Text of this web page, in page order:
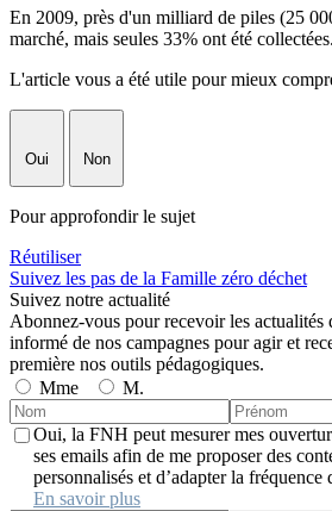
En 2009, près d'un milliard de piles (25
marché, mais seules 33% ont été collectées.
L'article vous a été utile pour mieux
Oui Non
Pour approfondir le sujet
Réutiliser
Suivez les pas de la Famille zéro déchet
Suivez notre actualité
Abonnez-vous pour recevoir les actualités
informé de nos campagnes pour agir et
première nos outils pédagogiques.
Mme
M.
Oui, la FNH peut mesurer mes
ses emails afin de me proposer des
personnalisés et d’adapter la fréquence
En savoir plus